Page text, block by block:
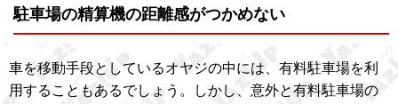
駐車場の精算機の距離感がつかめない
車を移動手段としているオヤジの中には、有料駐車場を利
用することもあるでしょう。しかし、意外と有料駐車場の